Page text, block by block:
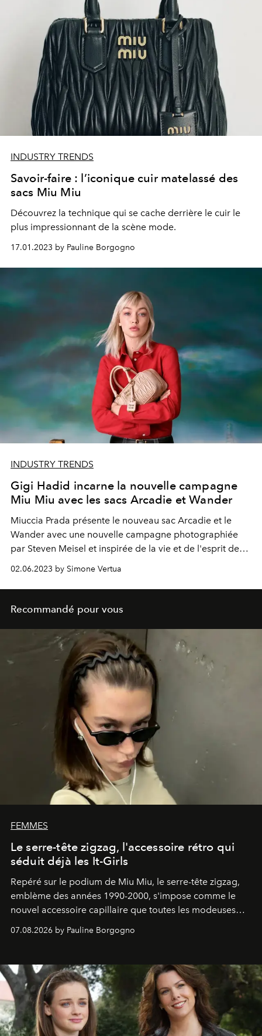
INDUSTRY TRENDS
Savoir-faire : l’iconique cuir matelassé des
sacs Miu Miu
Découvrez la technique qui se cache derrière le cuir le
plus impressionnant de la scène mode.
17.01.2023 by Pauline Borgogno
INDUSTRY TRENDS
Gigi Hadid incarne la nouvelle campagne
Miu Miu avec les sacs Arcadie et Wander
Miuccia Prada présente le nouveau sac Arcadie et le
Wander avec une nouvelle campagne photographiée
par Steven Meisel et inspirée de la vie et de l'esprit de
02.06.2023 by Simone Vertua
Recommandé pour vous
FEMMES
Le serre-tête zigzag, l'accessoire rétro qui
séduit déjà les It-Girls
Repéré sur le podium de Miu Miu, le serre-tête zigzag,
emblème des années 1990-2000, s'impose comme le
nouvel accessoire capillaire que toutes les modeuses
07.08.2026 by Pauline Borgogno